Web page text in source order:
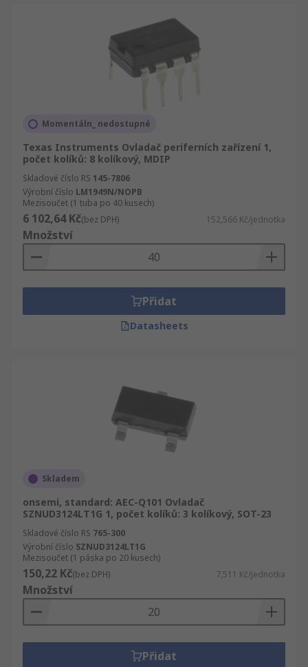
Momentáln_ nedostupné
Texas Instruments Ovladač periferních zařízení 1,
počet kolíků: 8 kolíkový, MDIP
Skladové číslo RS 145-7806
Výrobní číslo LM1949N/NOPB
Mezisoučet (1 tuba po 40 kusech)
6 102,64 Kč(bez DPH) 152,566 Kč/jednotka
Množství
Přidat
Datasheets
Skladem
onsemi, standard: AEC-Q101 Ovladač
SZNUD3124LT1G 1, počet kolíků: 3 kolíkový, SOT-23
Skladové číslo RS 765-300
Výrobní číslo SZNUD3124LT1G
Mezisoučet (1 páska po 20 kusech)
150,22 Kč(bez DPH) 7,511 Kč/jednotka
Množství
Přidat